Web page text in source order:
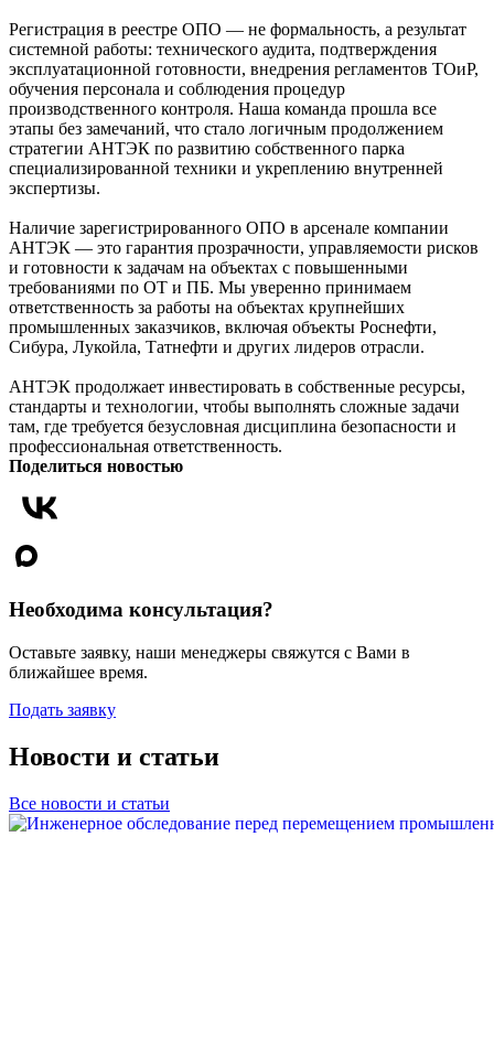
Регистрация в реестре ОПО — не формальность, а результат
системной работы: технического аудита, подтверждения
эксплуатационной готовности, внедрения регламентов ТОиР,
обучения персонала и соблюдения процедур
производственного контроля. Наша команда прошла все
этапы без замечаний, что стало логичным продолжением
стратегии АНТЭК по развитию собственного парка
специализированной техники и укреплению внутренней
экспертизы.
Наличие зарегистрированного ОПО в арсенале компании
АНТЭК — это гарантия прозрачности, управляемости рисков
и готовности к задачам на объектах с повышенными
требованиями по ОТ и ПБ. Мы уверенно принимаем
ответственность за работы на объектах крупнейших
промышленных заказчиков, включая объекты Роснефти,
Сибура, Лукойла, Татнефти и других лидеров отрасли.
АНТЭК продолжает инвестировать в собственные ресурсы,
стандарты и технологии, чтобы выполнять сложные задачи
там, где требуется безусловная дисциплина безопасности и
профессиональная ответственность.
Поделиться новостью
Необходима консультация?
Оставьте заявку, наши менеджеры свяжутся с Вами в
ближайшее время.
Подать заявку
Новости и статьи
Все новости и статьи